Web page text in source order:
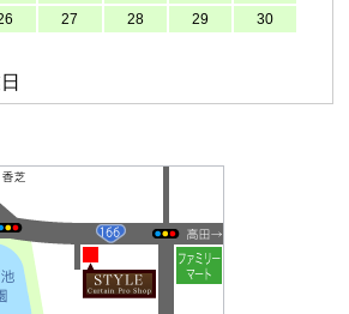
27 28 29
30